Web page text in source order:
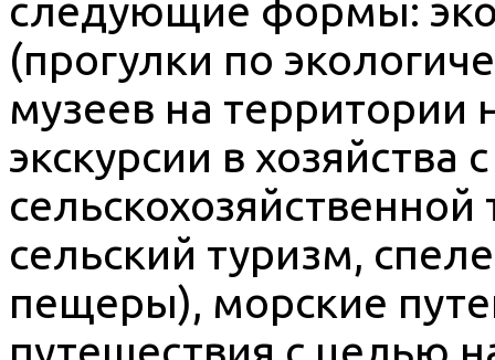
следующие формы:
(прогулки по
музеев на территории
экскурсии в хозяйства
сельскохозяйственной
сельский туризм,
пещеры), морские
путешествия с целью